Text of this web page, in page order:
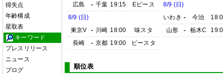
得失点
年齢構成
星取表
キーワード
プレスリリース
ニュース
ブログ
広島
- 千葉 19:15
Eピース
8/9 (日)
東京V
- 川崎 18:00
味スタ
長崎
- 京都 19:00 ピースタ
8/9 (日)
いわき - 今治
山形
- 栃木C
順位表